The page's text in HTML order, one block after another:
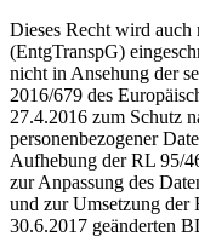
Dieses Recht wird auch
(EntgTranspG)
nicht in Ansehung der
2016/679 des
27.4.2016 zum Schutz
personenbezogener
Aufhebung der RL 95/
zur Anpassung des
und zur Umsetzung
30.6.2017 geänderten